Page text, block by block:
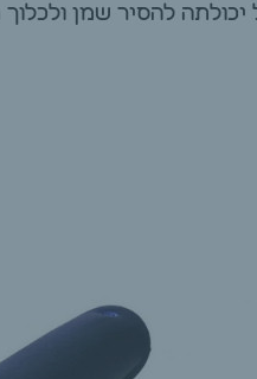
להסיר שמן